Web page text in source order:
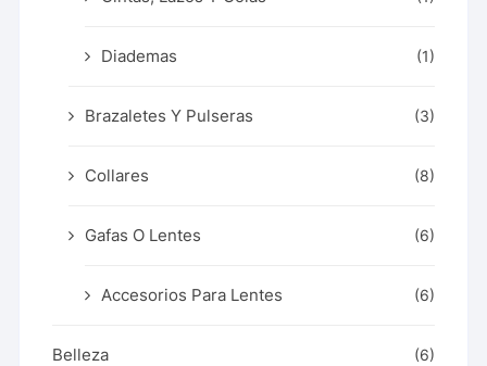
Diademas (1)
Brazaletes Y Pulseras (3)
Collares (8)
Gafas O Lentes (6)
Accesorios Para Lentes (6)
Belleza (6)